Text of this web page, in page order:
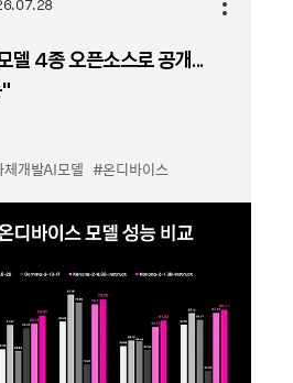
델 4종 오픈소스로 공개...
개발AI모델 #온디바이스